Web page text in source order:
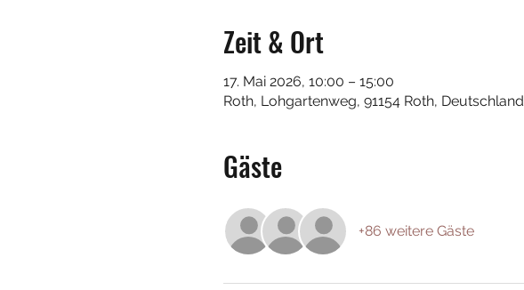
Zeit & Ort
17. Mai 2026, 10:00 – 15:00
Roth, Lohgartenweg, 91154 Roth, Deutschland
Gäste
+86 weitere Gäste